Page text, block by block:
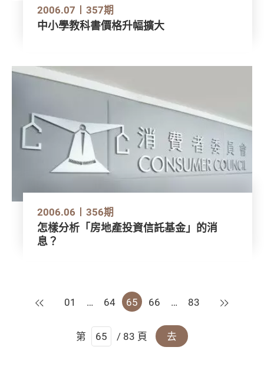
2006.07 357期
中小學教科書價格升幅擴大
2006.06 356期
怎樣分析「房地產投資信託基金」的消
息？
上一頁
01 … 64 65 66 … 83 下一頁
第 / 83 頁 去